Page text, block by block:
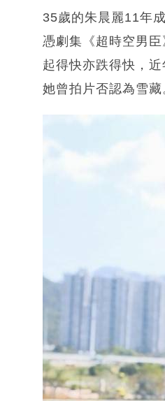
35歲的朱晨麗11年
憑劇集《超時空男
起得快亦跌得快，
她曾拍片否認為雪藏